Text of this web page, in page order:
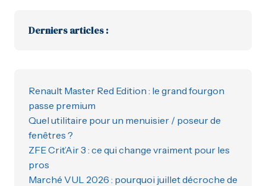
Derniers articles :
Renault Master Red Edition : le grand fourgon
passe premium
Quel utilitaire pour un menuisier / poseur de
fenêtres ?
ZFE Crit’Air 3 : ce qui change vraiment pour les
pros
Marché VUL 2026 : pourquoi juillet décroche de